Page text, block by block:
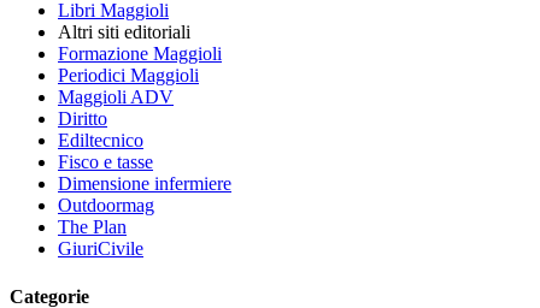
Libri Maggioli
Altri siti editoriali
Formazione Maggioli
Periodici Maggioli
Maggioli ADV
Diritto
Ediltecnico
Fisco e tasse
Dimensione infermiere
Outdoormag
The Plan
GiuriCivile
Categorie